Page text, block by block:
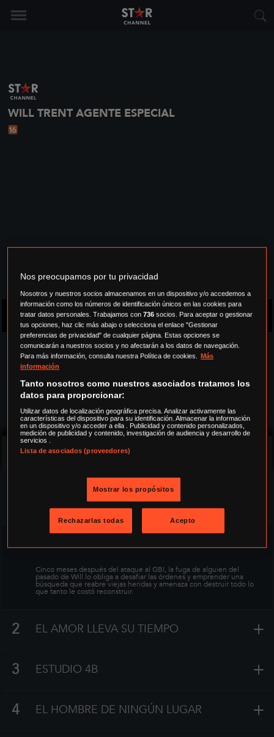
WILL TRENT AGENTE ESPECIAL
Estreno 4 de febrero
Temporada 3
SINOPSIS
Karin Slaughter, el agente especial Will Trent, de la
Oficina de Investigación de Georgia (GBI), fue
abandonado al nacer y sufrió una dura madurez en
el desbordado sistema de acogida de Atlanta.
Ahora, Will utiliza su punto de vista único en la
resolución de casos más alta del GBI.
seguir leyendo
1 ...HABLANDO DE TIBURONES +
Cinco meses después del ataque al GBI, la fuga de alguien del
pasado de Will lo obliga a desafiar las órdenes y emprender una
búsqueda que reabre viejas heridas y amenaza con destruir todo lo
que tanto le costó reconstruir.
2 EL AMOR LLEVA SU TIEMPO +
3 ESTUDIO 4B +
4 EL HOMBRE DE NINGÚN LUGAR +
Nos preocupamos por tu privacidad
Nosotros y nuestros socios almacenamos en un dispositivo y/o accedemos a
información como los números de identificación únicos en las cookies para
tratar datos personales. Trabajamos con736 socios. Para aceptar o gestionar
tus opciones, haz clic más abajo o selecciona el enlace "Gestionar
preferencias de privacidad" de cualquier página. Estas opciones se
comunicarán a nuestros socios y no afectarán a los datos de navegación.
Para más información, consulta nuestra Política de cookies. Más
información
Tanto nosotros como nuestros asociados tratamos los
datos para proporcionar:
Utilizar datos de localización geográfica precisa. Analizar activamente las
características del dispositivo para su identificación. Almacenar la información
en un dispositivo y/o acceder a ella . Publicidad y contenido personalizados,
medición de publicidad y contenido, investigación de audiencia y desarrollo de
servicios .
Lista de asociados (proveedores)
Mostrar los propósitos
Rechazarlas todas Acepto